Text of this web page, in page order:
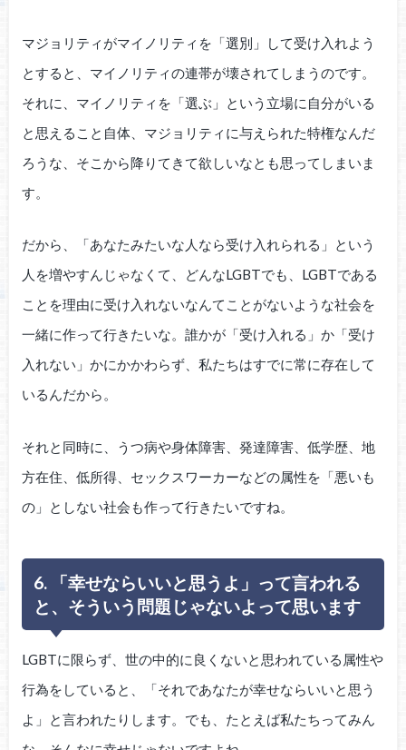
マジョリティがマイノリティを「選別」して受け入れよう
とすると、マイノリティの連帯が壊されてしまうのです。
それに、マイノリティを「選ぶ」という立場に自分がいる
と思えること自体、マジョリティに与えられた特権なんだ
ろうな、そこから降りてきて欲しいなとも思ってしまいま
す。
だから、「あなたみたいな人なら受け入れられる」という
人を増やすんじゃなくて、どんなLGBTでも、LGBTである
ことを理由に受け入れないなんてことがないような社会を
一緒に作って行きたいな。誰かが「受け入れる」か「受け
入れない」かにかかわらず、私たちはすでに常に存在して
いるんだから。
それと同時に、うつ病や身体障害、発達障害、低学歴、地
方在住、低所得、セックスワーカーなどの属性を「悪いも
の」としない社会も作って行きたいですね。
6. 「幸せならいいと思うよ」って言われる
と、そういう問題じゃないよって思います
LGBTに限らず、世の中的に良くないと思われている属性や
行為をしていると、「それであなたが幸せならいいと思う
よ」と言われたりします。でも、たとえば私たちってみん